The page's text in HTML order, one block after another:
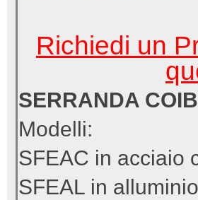
Richiedi un
SERRANDA
Modelli:
SFEAC in acciaio
SFEAL in